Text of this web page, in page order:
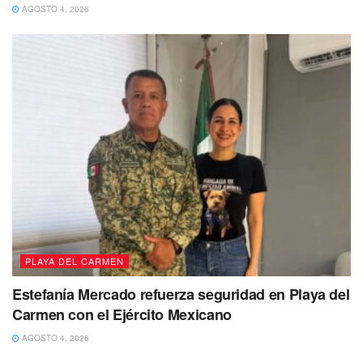
De manera que por medio de la termonebulización y
nebulización, se han iniciando los trabajos por las “zonas
rojas” entre las que destacan: Villas del Sol, Colosio, Ejido
y Puerto Aventuras.
Recientemente fue dado el banderazo de inicio de dichas
acciones, en donde la presidenta Lili Campos llamó a la
ciudadanía a cuidar su salud con acciones que prevengan
esas enfermedades transmitidas por el mosquito.
AGOSTO 4, 2026
PLAYA DEL CARMEN
Estefanía Mercado refuerza seguridad en Playa del
Carmen con el Ejército Mexicano
AGOSTO 4, 2026